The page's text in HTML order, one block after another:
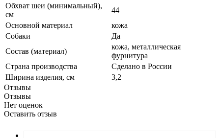
Обхват шеи (минимальный),
см
44
Основной материал
кожа
Собаки
Да
Состав (материал)
кожа, металлическая
фурнитура
Страна производства
Сделано в России
Ширина изделия, см
3,2
Отзывы
Отзывы
Нет оценок
Оставить отзыв